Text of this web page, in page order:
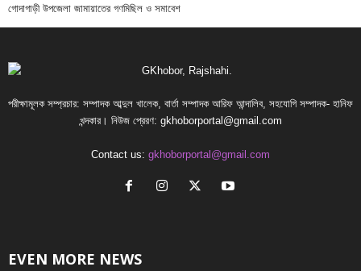
গোদাগাড়ী উপজেলা জামায়াতের গণমিছিল ও সমাবেশ
পরীক্ষামূলক সম্প্রচার: সম্পাদক আব্দুল খালেক, বার্তা সম্পাদক আরিফ আন্দালিব, সহযোগি সম্পাদক- হানিফ
খন্দকার। নিউজ প্রেরণ: gkhoborportal@gmail.com
Contact us: gkhoborportal@gmail.com
EVEN MORE NEWS